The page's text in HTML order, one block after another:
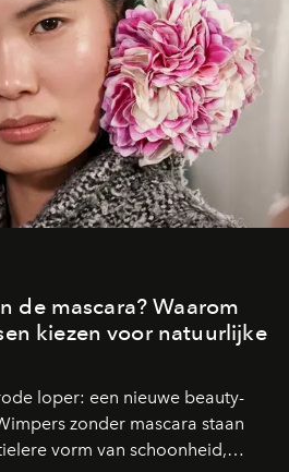
de mascara? Waarom
kiezen voor natuurlijke
loper: een nieuwe beauty-
zonder mascara staan
vorm van schoonheid,